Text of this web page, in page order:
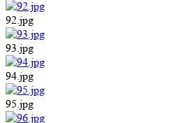
92.jpg
93.jpg
94.jpg
95.jpg